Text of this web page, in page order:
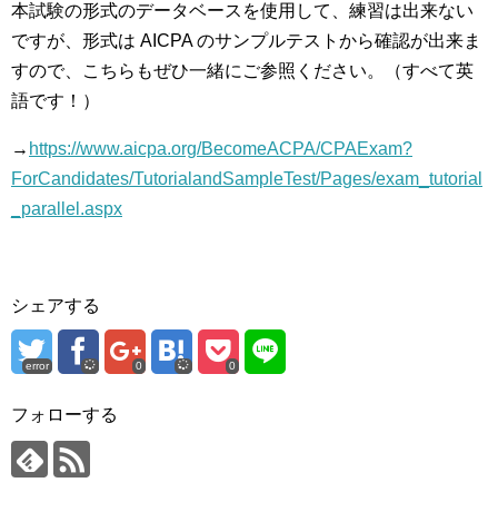
本試験の形式のデータベースを使用して、練習は出来ない
ですが、形式は AICPA のサンプルテストから確認が出来ま
すので、こちらもぜひ一緒にご参照ください。（すべて英
語です！）
→ https://www.aicpa.org/BecomeACPA/CPAExam?
ForCandidates/TutorialandSampleTest/Pages/exam_tutorial
_parallel.aspx
シェアする
error 0 0
フォローする